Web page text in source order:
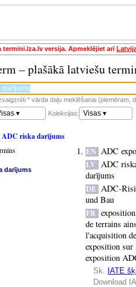
termini.lza.lv versija. Apmeklējiet arī
– plašākā latviešu
* vārda daļu meklēšanai (piemēram,
▾ Kolekcijas: Visas ▾
ADC riska darījums
darījums
EN ADC
LV ADC
darījums
DE ADC-
und Bau
FR
de terrains
l'acquisition
exposition
exposition
Sk. IATE
Download